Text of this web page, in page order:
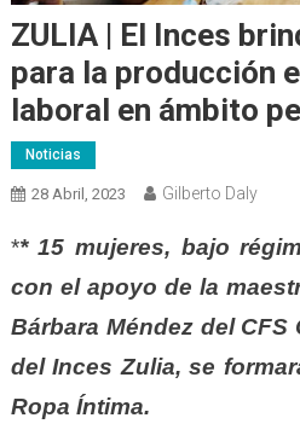
ZULIA | El Inces
para la producción
laboral en ámbito
Noticias
28 Abril, 2023 Gilberto Daly
** 15 mujeres, bajo
con el apoyo de la
Bárbara Méndez del CFS
del Inces Zulia, se
Ropa Íntima.